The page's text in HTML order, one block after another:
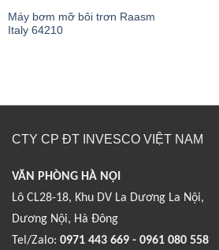
Máy bơm mỡ bôi trơn Raasm
Italy 64210
CTY CP ĐT INVESCO VIỆT NAM
VĂN PHÒNG HÀ NỘI
Lô CL28-18, Khu DV La Dương La Nội,
Dương Nội, Hà Đông
Tel/Zalo: 0971 443 669 - 0961 080 558